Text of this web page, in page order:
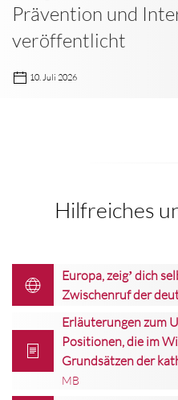
Prävention und
veröffentlicht
10. Juli 2026
Hilfreiches
Europa, zeigʼ dich
Zwischenruf der
Erläuterungen zum
Positionen, die im
Grundsätzen der
MB